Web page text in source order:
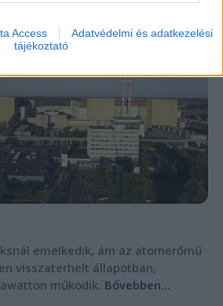
Access
Adatvédelmi és adatkezelési
tájékoztató
emelkedik, ám az atomerőmű
visszaterhelt állapotban,
működik. Bővebben...